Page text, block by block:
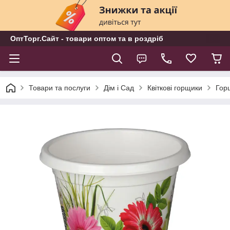
ОптТорг.Сайт - товари оптом та в роздріб
Товари та послуги Дім і Сад Квіткові горщики